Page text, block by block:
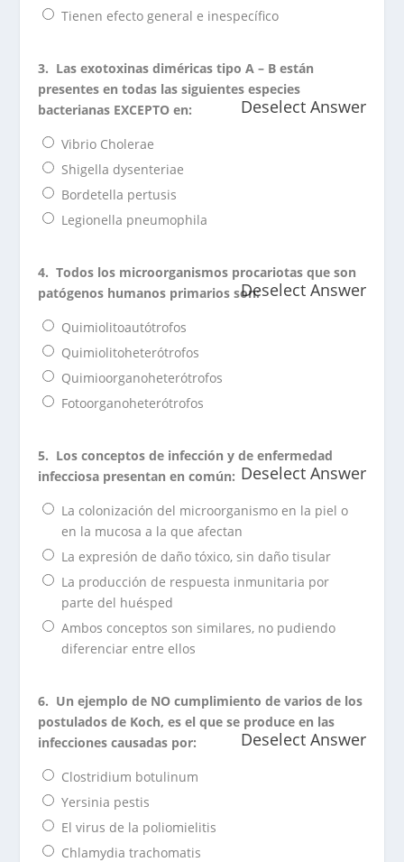
Tienen efecto general e inespecífico
3. Las exotoxinas diméricas tipo A – B están
presentes en todas las siguientes especies
bacterianas EXCEPTO en:
Deselect Answer
Vibrio Cholerae
Shigella dysenteriae
Bordetella pertusis
Legionella pneumophila
4. Todos los microorganismos procariotas que son
patógenos humanos primarios son:Deselect Answer
Quimiolitoautótrofos
Quimiolitoheterótrofos
Quimioorganoheterótrofos
Fotoorganoheterótrofos
5. Los conceptos de infección y de enfermedad
infecciosa presentan en común: Deselect Answer
La colonización del microorganismo en la piel o
en la mucosa a la que afectan
La expresión de daño tóxico, sin daño tisular
La producción de respuesta inmunitaria por
parte del huésped
Ambos conceptos son similares, no pudiendo
diferenciar entre ellos
6. Un ejemplo de NO cumplimiento de varios de los
postulados de Koch, es el que se produce en las
infecciones causadas por:
Deselect Answer
Clostridium botulinum
Yersinia pestis
El virus de la poliomielitis
Chlamydia trachomatis